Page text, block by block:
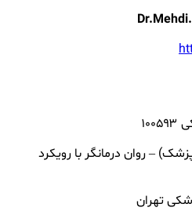
– روان درمانگر با رویکرد
تهران